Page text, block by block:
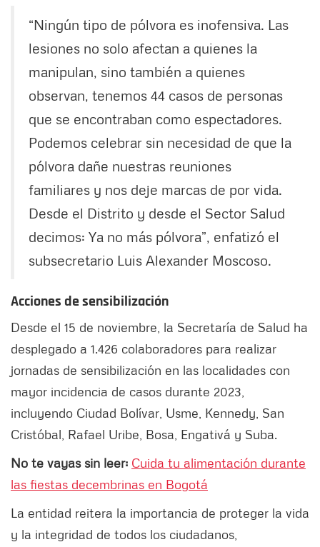
“Ningún tipo de pólvora es inofensiva. Las
lesiones no solo afectan a quienes la
manipulan, sino también a quienes
observan, tenemos 44 casos de personas
que se encontraban como espectadores.
Podemos celebrar sin necesidad de que la
pólvora dañe nuestras reuniones
familiares y nos deje marcas de por vida.
Desde el Distrito y desde el Sector Salud
decimos: Ya no más pólvora”, enfatizó el
subsecretario Luis Alexander Moscoso.
Acciones de sensibilización
Desde el 15 de noviembre, la Secretaría de Salud ha
desplegado a 1.426 colaboradores para realizar
jornadas de sensibilización en las localidades con
mayor incidencia de casos durante 2023,
incluyendo Ciudad Bolívar, Usme, Kennedy, San
Cristóbal, Rafael Uribe, Bosa, Engativá y Suba.
No te vayas sin leer: Cuida tu alimentación durante
las fiestas decembrinas en Bogotá
La entidad reitera la importancia de proteger la vida
y la integridad de todos los ciudadanos,